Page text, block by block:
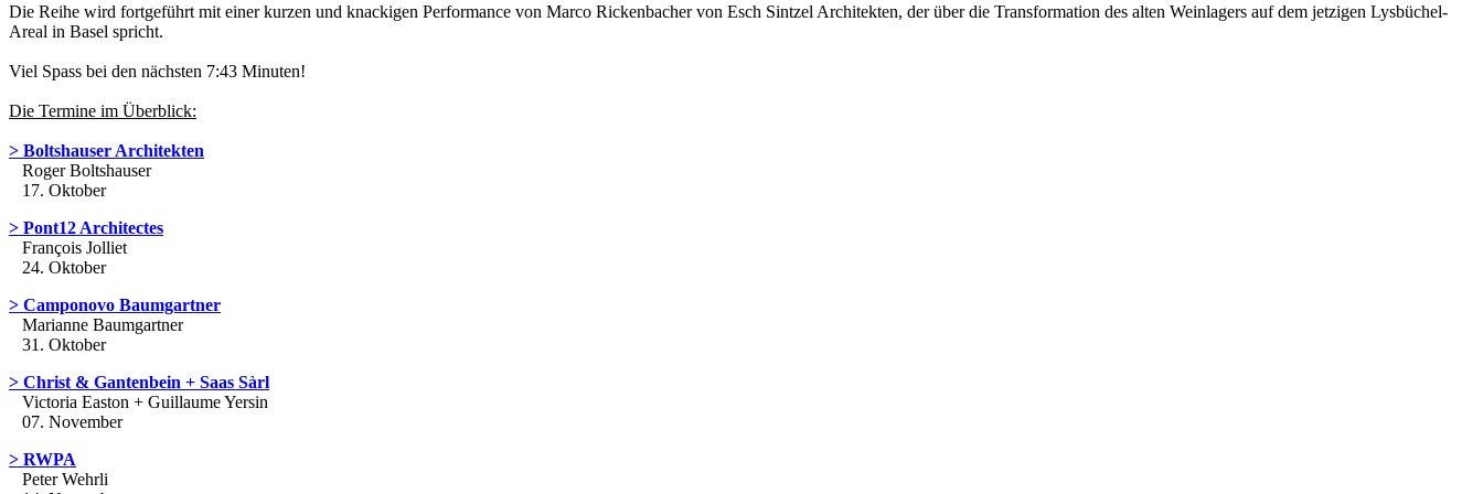
Die Reihe wird fortgeführt mit einer kurzen und knackigen Performance von Marco Rickenbacher von Esch Sintzel Architekten, der über die Transformation des alten Weinlagers auf dem jetzigen Lysbüchel-
Areal in Basel spricht.
Viel Spass bei den nächsten 7:43 Minuten!
Die Termine im Überblick:
> Boltshauser Architekten
Roger Boltshauser
17. Oktober
> Pont12 Architectes
François Jolliet
24. Oktober
> Camponovo Baumgartner
Marianne Baumgartner
31. Oktober
> Christ & Gantenbein + Saas Sàrl
Victoria Easton + Guillaume Yersin
07. November
> RWPA
Peter Wehrli